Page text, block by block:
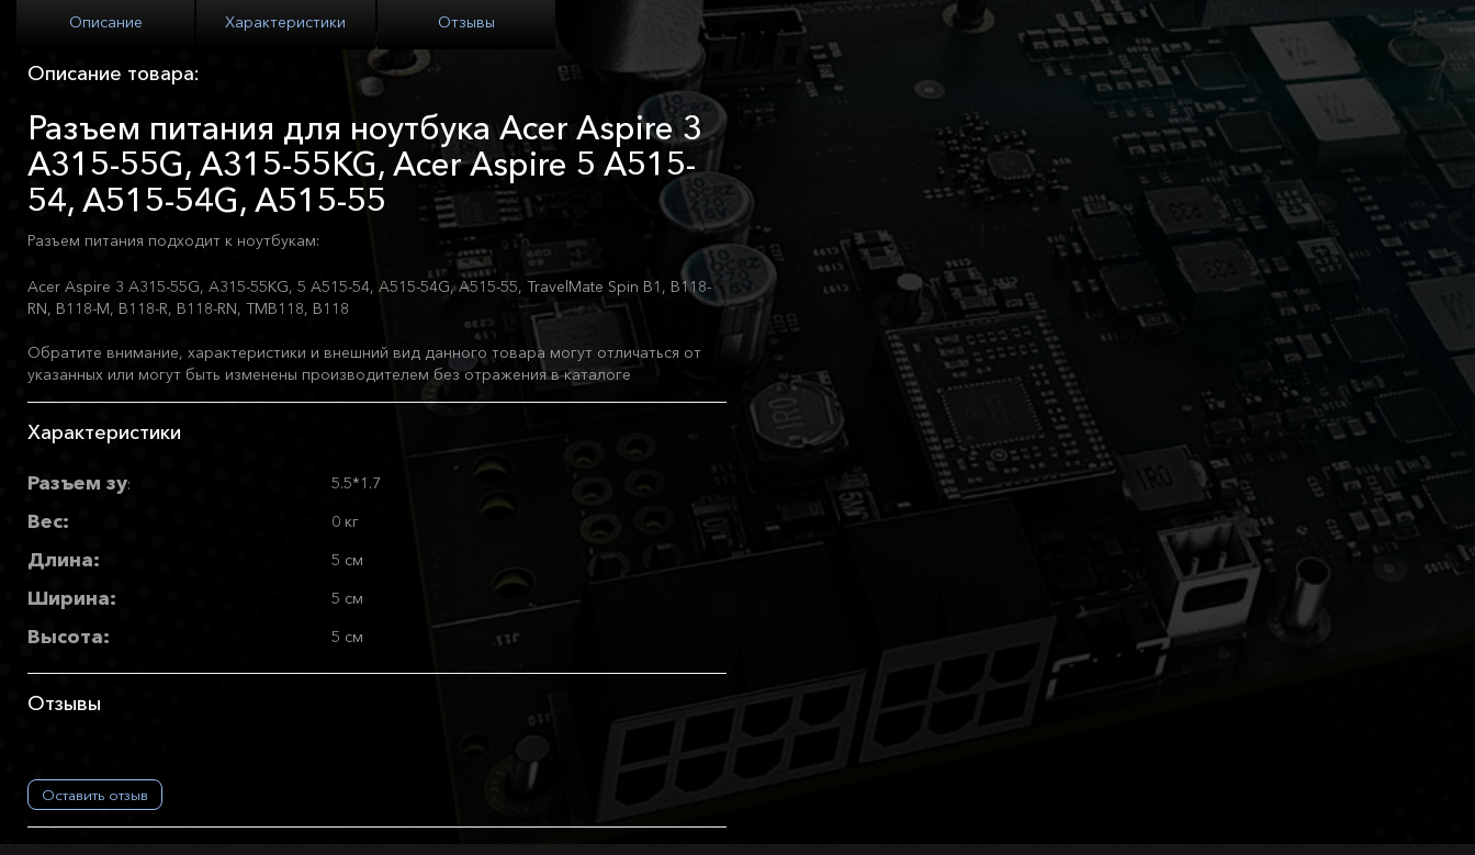
Описание Характеристики Отзывы
Описание товара:
Разъем питания для ноутбука Acer Aspire 3
A315-55G, A315-55KG, Acer Aspire 5 A515-
54, A515-54G, A515-55
Разъем питания подходит к ноутбукам:
Acer Aspire 3 A315-55G, A315-55KG, 5 A515-54, A515-54G, A515-55, TravelMate Spin B1, B118-
RN, B118-M, B118-R, B118-RN, TMB118, B118
Обратите внимание, характеристики и внешний вид данного товара могут отличаться от
указанных или могут быть изменены производителем без отражения в каталоге
Характеристики
Разъем зу: 5.5*1.7
Вес: 0 кг
Длина: 5 см
Ширина: 5 см
Высота: 5 см
Отзывы
Оставить отзыв